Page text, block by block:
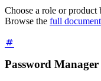
Choose a role or product
Browse the full
Password Manager